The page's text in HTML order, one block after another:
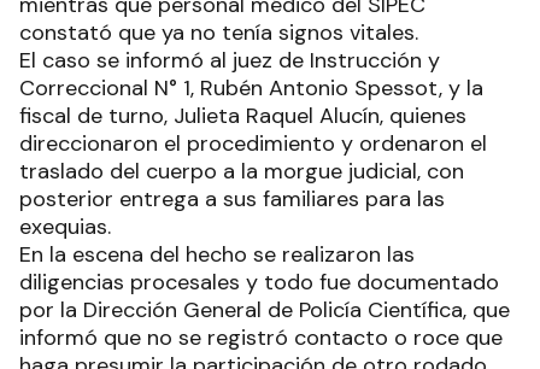
constató que ya no tenía signos vitales.
El caso se informó al juez de Instrucción y
Correccional N° 1, Rubén Antonio Spessot, y la
fiscal de turno, Julieta Raquel Alucín, quienes
direccionaron el procedimiento y ordenaron el
traslado del cuerpo a la morgue judicial, con
posterior entrega a sus familiares para las
exequias.
En la escena del hecho se realizaron las
diligencias procesales y todo fue documentado
por la Dirección General de Policía Científica, que
informó que no se registró contacto o roce que